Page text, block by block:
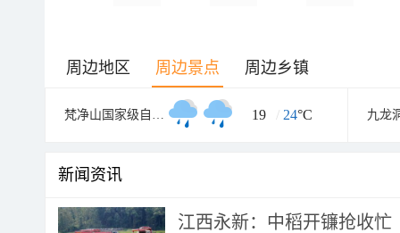
周边地区 周边景点 周边乡镇
梵净山国家级自然保护区 19 / 24°C 九龙
新闻资讯
江西永新：中稻开镰抢收忙